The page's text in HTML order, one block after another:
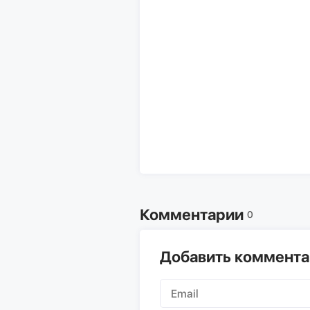
Комментарии 0
Добавить